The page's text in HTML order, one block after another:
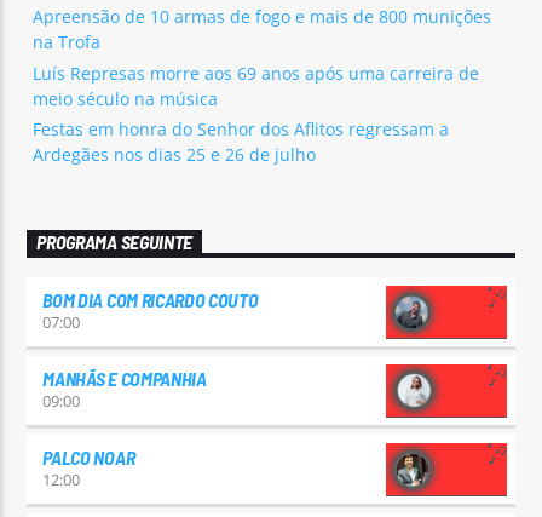
Apreensão de 10 armas de fogo e mais de 800 munições
na Trofa
Luís Represas morre aos 69 anos após uma carreira de
meio século na música
Festas em honra do Senhor dos Aflitos regressam a
Ardegães nos dias 25 e 26 de julho
PROGRAMA SEGUINTE
BOM DIA COM RICARDO COUTO
07:00
MANHÃS E COMPANHIA
09:00
PALCO NOAR
12:00